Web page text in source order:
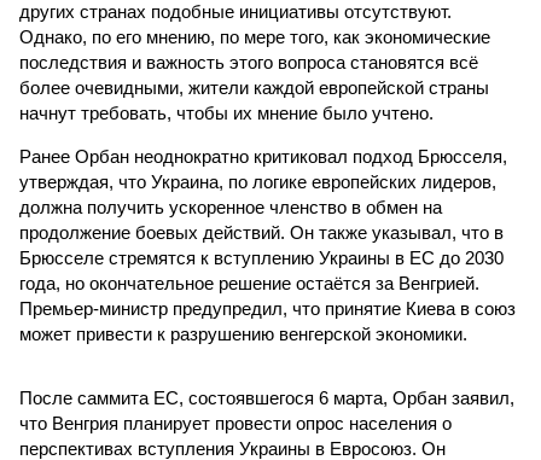
других странах подобные инициативы отсутствуют.
Однако, по его мнению, по мере того, как экономические
последствия и важность этого вопроса становятся всё
более очевидными, жители каждой европейской страны
начнут требовать, чтобы их мнение было учтено.
Ранее Орбан неоднократно критиковал подход Брюсселя,
утверждая, что Украина, по логике европейских лидеров,
должна получить ускоренное членство в обмен на
продолжение боевых действий. Он также указывал, что в
Брюсселе стремятся к вступлению Украины в ЕС до 2030
года, но окончательное решение остаётся за Венгрией.
Премьер-министр предупредил, что принятие Киева в союз
может привести к разрушению венгерской экономики.
После саммита ЕС, состоявшегося 6 марта, Орбан заявил,
что Венгрия планирует провести опрос населения о
перспективах вступления Украины в Евросоюз. Он